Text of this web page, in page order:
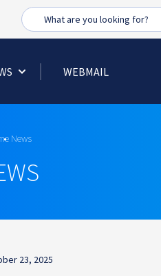
Busca
WEBMAIL
News
23, 2025